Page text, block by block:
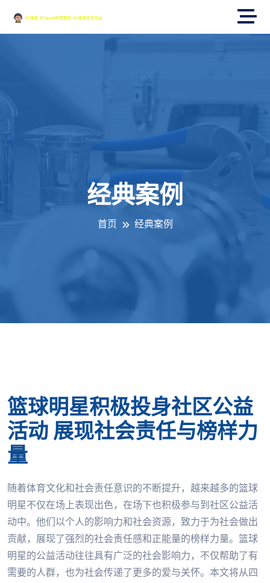
经典案例
首页 经典案例
篮球明星积极投身社区公益
活动 展现社会责任与榜样力
量
随着体育文化和社会责任意识的不断提升，越来越多的篮球
明星不仅在场上表现出色，在场下也积极参与到社区公益活
动中。他们以个人的影响力和社会资源，致力于为社会做出
贡献，展现了强烈的社会责任感和正能量的榜样力量。篮球
明星的公益活动往往具有广泛的社会影响力，不仅帮助了有
需要的人群，也为社会传递了更多的爱与关怀。本文将从四